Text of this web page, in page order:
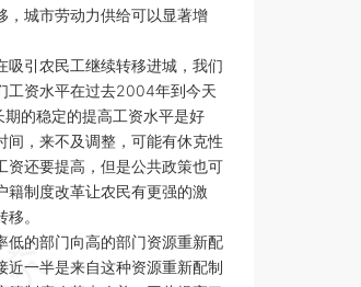
，城市劳动力供给可以显著增
引农民工继续转移进城，我们
工资水平在过去2004年到今天
的稳定的提高工资水平是好
间，来不及调整，可能有休克性
资还要提高，但是公共政策也可
籍制度改革让农民有更强的激
。
的部门向高的部门资源重新配
近一半是来自这种资源重新配制